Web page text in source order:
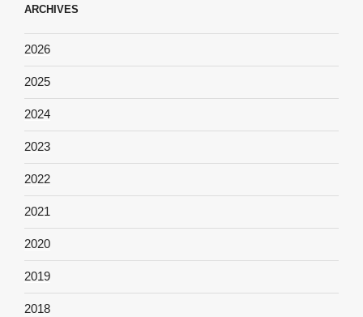
ARCHIVES
2026
2025
2024
2023
2022
2021
2020
2019
2018